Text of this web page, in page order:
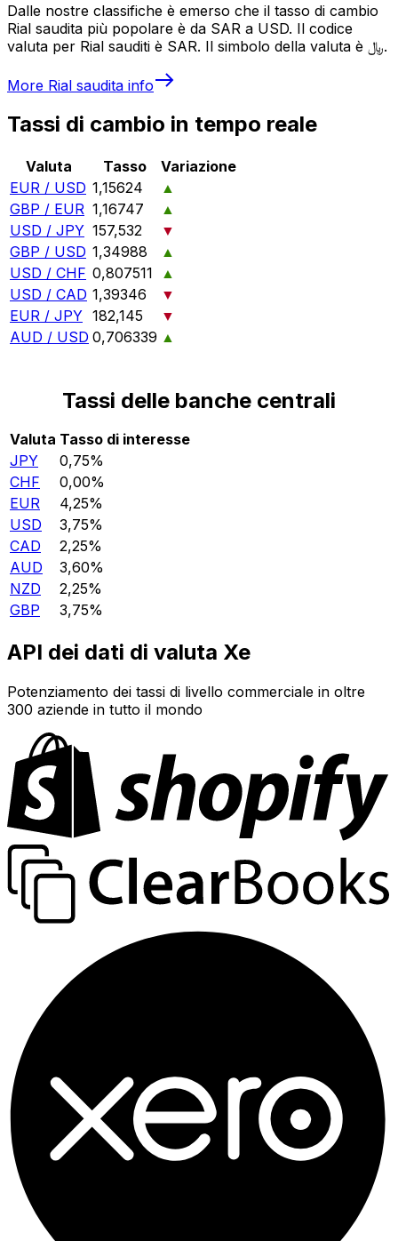
Dalle nostre classifiche è emerso che il tasso di cambio
Rial saudita più popolare è da SAR a USD. Il codice
valuta per Rial sauditi è SAR. Il simbolo della valuta è ﷼.
More Rial saudita info
Tassi di cambio in tempo reale
Valuta Tasso
Variazione
EUR / USD 1,15624
▲
GBP / EUR 1,16747
▲
USD / JPY 157,532
▼
GBP / USD 1,34988
▲
USD / CHF 0,807511
▲
USD / CAD 1,39346
▼
EUR / JPY 182,145
▼
AUD / USD 0,706339 ▲
Tassi delle banche centrali
Valuta Tasso di interesse
JPY
0,75%
CHF
0,00%
EUR
4,25%
USD
3,75%
CAD
2,25%
AUD
3,60%
NZD
2,25%
GBP
3,75%
API dei dati di valuta Xe
Potenziamento dei tassi di livello commerciale in oltre
300 aziende in tutto il mondo